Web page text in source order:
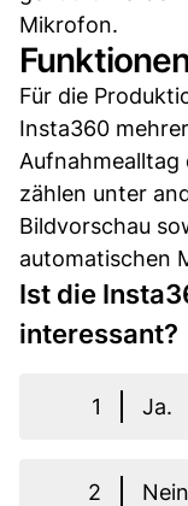
Mikrofon.
Für die
Insta360
Aufnahmealltag
zählen unter
Bildvorschau
automatischen
Ist die
interessant?
1 Ja.
2